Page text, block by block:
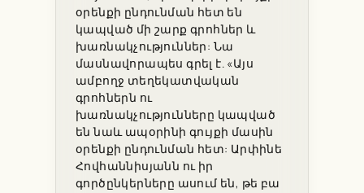
օրենքի ընդունման հետ են
կապված մի շարք գրոհներ և
խառնակչություններ: Նա
մասնավորապես գրել է. «Այս
ամբողջ տեղեկատվական
գրոհներն ու
խառնակչությունները կապված
են նաև ապօրինի գույքի մասին
օրենքի ընդունման հետ: Արփինե
Հովհաննիսյանն ու իր
գործընկերները ասում են, թե բա